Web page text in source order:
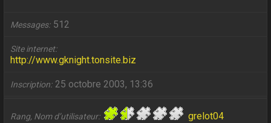
Messages 512
Site internet
http://www.gknight.tonsite.biz
Inscription 25 octobre 2003, 13:36
Rang, Nom d’utilisateur grelot04